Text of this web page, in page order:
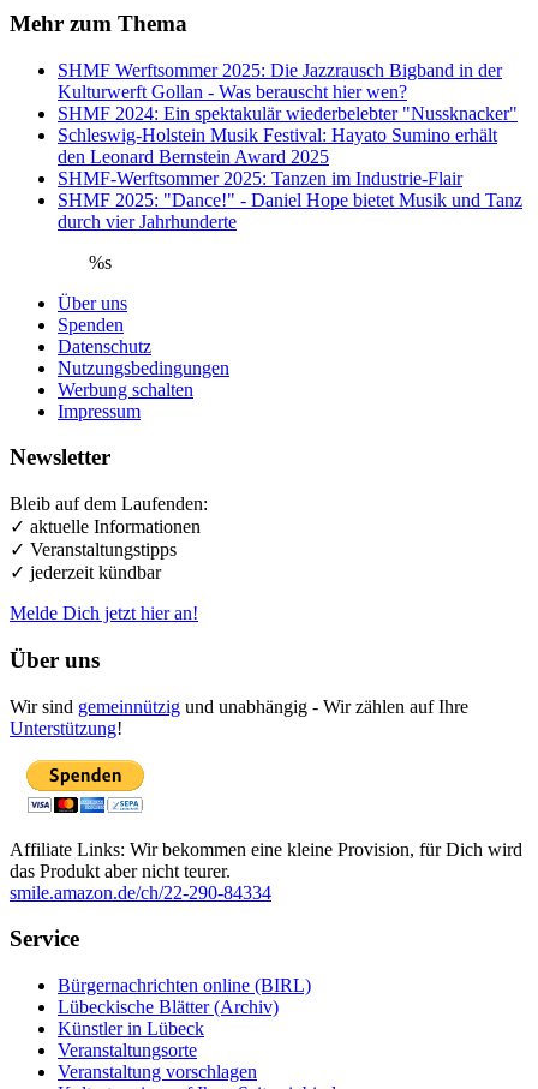
Mehr zum Thema
SHMF Werftsommer 2025: Die Jazzrausch Bigband in der
Kulturwerft Gollan - Was berauscht hier wen?
SHMF 2024: Ein spektakulär wiederbelebter "Nussknacker"
Schleswig-Holstein Musik Festival: Hayato Sumino erhält
den Leonard Bernstein Award 2025
SHMF-Werftsommer 2025: Tanzen im Industrie-Flair
SHMF 2025: "Dance!" - Daniel Hope bietet Musik und Tanz
durch vier Jahrhunderte
%s
Über uns
Spenden
Datenschutz
Nutzungsbedingungen
Werbung schalten
Impressum
Newsletter
Bleib auf dem Laufenden:
✓ aktuelle Informationen
✓ Veranstaltungstipps
✓ jederzeit kündbar
Melde Dich jetzt hier an!
Über uns
Wir sind gemeinnützig und unabhängig - Wir zählen auf Ihre
Unterstützung!
Affiliate Links: Wir bekommen eine kleine Provision, für Dich wird
das Produkt aber nicht teurer.
smile.amazon.de/ch/22-290-84334
Service
Bürgernachrichten online (BIRL)
Lübeckische Blätter (Archiv)
Künstler in Lübeck
Veranstaltungsorte
Veranstaltung vorschlagen